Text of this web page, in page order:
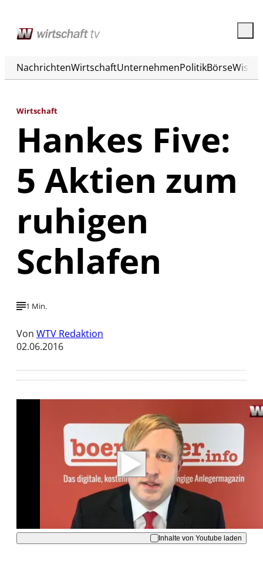
NachrichtenWirtschaftUnternehmenPolitikBörse
Wirtschaft
Hankes Five:
5 Aktien zum
ruhigen
Schlafen
1 Min.
Von WTV Redaktion
02.06.2016
Mit der Wiedergabe dieses Videos werden
Daten an Youtube übertragen.
Hinweise dazu erhalten Sie in derDatenschutzerklärung.
Akzeptieren
Inhalte von Youtube laden